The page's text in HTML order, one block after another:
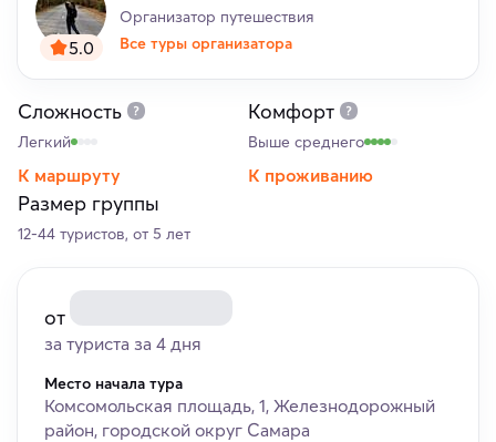
5.0
Организатор путешествия
Все туры организатора
Сложность
Легкий
К маршруту
Комфорт
Выше среднего
К проживанию
Размер группы
12-44 туристов, от 5 лет
от
за туриста за 4 дня
Место начала тура
Комсомольская площадь, 1, Железнодорожный
район, городской округ Самара